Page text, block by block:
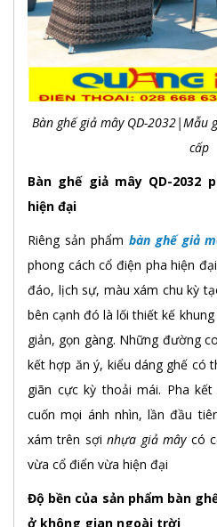
Bàn ghế giả mây QD-2032|Mẫu
cấp
Bàn ghế giả mây QD-2032
hiện đại
Riêng sản phẩm bàn ghế giả
phong cách cổ điện pha hiện
đáo, lịch sự, màu xám chu kỳ
bên cạnh đó là lối thiết kế
giản, gọn gàng. Những đường
kết hợp ăn ý, kiểu dáng ghế có
giãn cực kỳ thoải mái. Pha
cuốn mọi ánh nhìn, lần đầu
xám trên sợinhựa giả mâycó
vừa cổ điển vừa hiện đại
Độ bền của sản phẩm bàn
ở không gian ngoài trời